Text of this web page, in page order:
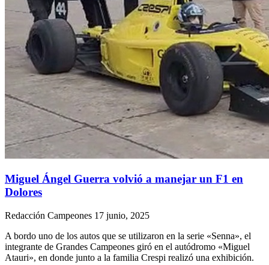
Miguel Ángel Guerra volvió a manejar un F1 en
Dolores
Redacción Campeones 17 junio, 2025
A bordo uno de los autos que se utilizaron en la serie «Senna», el
integrante de Grandes Campeones giró en el autódromo «Miguel
Atauri», en donde junto a la familia Crespi realizó una exhibición.